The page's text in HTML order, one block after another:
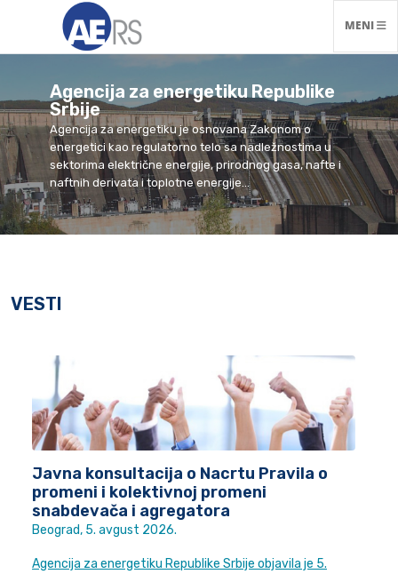
MENI
Agencija za energetiku Republike
Srbije
Agencija za energetiku je osnovana Zakonom o
energetici kao regulatorno telo sa nadležnostima u
sektorima električne energije, prirodnog gasa, nafte i
naftnih derivata i toplotne energije...
VESTI
Javna konsultacija o Nacrtu Pravila o
promeni i kolektivnoj promeni
snabdevača i agregatora
Beograd, 5. avgust 2026.
Agencija za energetiku Republike Srbije objavila je 5.